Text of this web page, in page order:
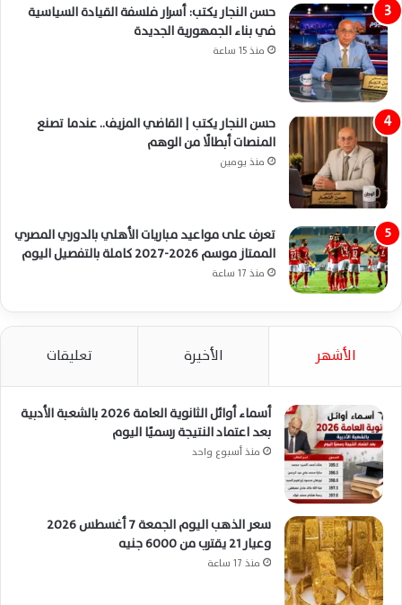
حسن النجار يكتب: أسرار فلسفة القيادة السياسية
في بناء الجمهورية الجديدة
منذ 15 ساعة
حسن النجار يكتب | القاضي المزيف.. عندما تصنع
المنصات أبطالًا من الوهم
منذ يومين
تعرف على مواعيد مباريات الأهلي بالدوري المصري
الممتاز موسم 2026-2027 كاملة بالتفصيل اليوم
منذ 17 ساعة
الأشهر الأخيرة تعليقات
أسماء أوائل الثانوية العامة 2026 بالشعبة الأدبية
بعد اعتماد النتيجة رسميًا اليوم
منذ أسبوع واحد
سعر الذهب اليوم الجمعة 7 أغسطس 2026
وعيار 21 يقترب من 6000 جنيه
منذ 17 ساعة